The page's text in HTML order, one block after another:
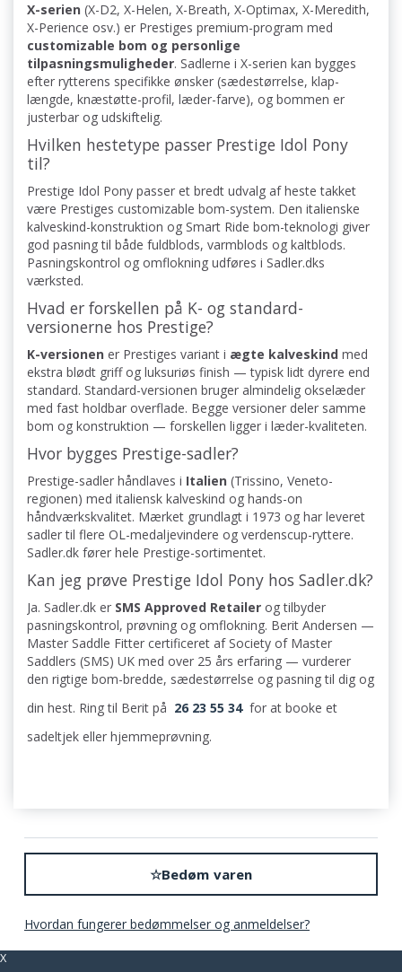
X-serien (X-D2, X-Helen, X-Breath, X-Optimax, X-Meredith,
X-Perience osv.) er Prestiges premium-program med
customizable bom og personlige
tilpasningsmuligheder. Sadlerne i X-serien kan bygges
efter rytterens specifikke ønsker (sædestørrelse, klap-
længde, knæstøtte-profil, læder-farve), og bommen er
justerbar og udskiftelig.
Hvilken hestetype passer Prestige Idol Pony
til?
Prestige Idol Pony passer et bredt udvalg af heste takket
være Prestiges customizable bom-system. Den italienske
kalveskind-konstruktion og Smart Ride bom-teknologi giver
god pasning til både fuldblods, varmblods og kaltblods.
Pasningskontrol og omflokning udføres i Sadler.dks
værksted.
Hvad er forskellen på K- og standard-
versionerne hos Prestige?
K-versionen er Prestiges variant i ægte kalveskind med
ekstra blødt griff og luksuriøs finish — typisk lidt dyrere end
standard. Standard-versionen bruger almindelig okselæder
med fast holdbar overflade. Begge versioner deler samme
bom og konstruktion — forskellen ligger i læder-kvaliteten.
Hvor bygges Prestige-sadler?
Prestige-sadler håndlaves i Italien (Trissino, Veneto-
regionen) med italiensk kalveskind og hands-on
håndværkskvalitet. Mærket grundlagt i 1973 og har leveret
sadler til flere OL-medaljevindere og verdenscup-ryttere.
Sadler.dk fører hele Prestige-sortimentet.
Kan jeg prøve Prestige Idol Pony hos Sadler.dk?
Ja. Sadler.dk er SMS Approved Retailer og tilbyder
pasningskontrol, prøvning og omflokning. Berit Andersen —
Master Saddle Fitter certificeret af Society of Master
Saddlers (SMS) UK med over 25 års erfaring — vurderer
den rigtige bom-bredde, sædestørrelse og pasning til dig og
din hest. Ring til Berit på 26 23 55 34 for at booke et
sadeltjek eller hjemmeprøvning.
☆Bedøm varen
Hvordan fungerer bedømmelser og anmeldelser?
X